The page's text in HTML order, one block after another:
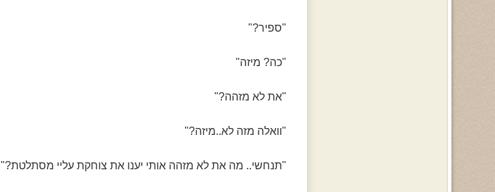
"ספיר?"
"כה? מיזה"
"את לא מזהה?"
"וואלה מזה לא..מיזה?"
"תנחשי.. מה את לא מזהה אותי יענו את צוחקת עליי מסתלטת?"